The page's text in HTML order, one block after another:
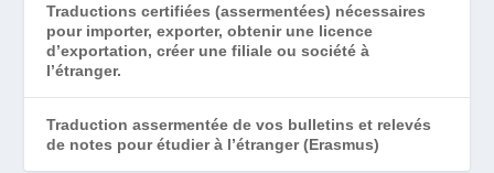
Traductions certifiées (assermentées) nécessaires
pour importer, exporter, obtenir une licence
d’exportation, créer une filiale ou société à
l’étranger.
Traduction assermentée de vos bulletins et relevés
de notes pour étudier à l’étranger (Erasmus)